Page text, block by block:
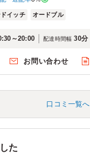
イッチ オードブル
～20:00 配達時間幅 30分
お問い合わせ
口コミ一覧へ
た